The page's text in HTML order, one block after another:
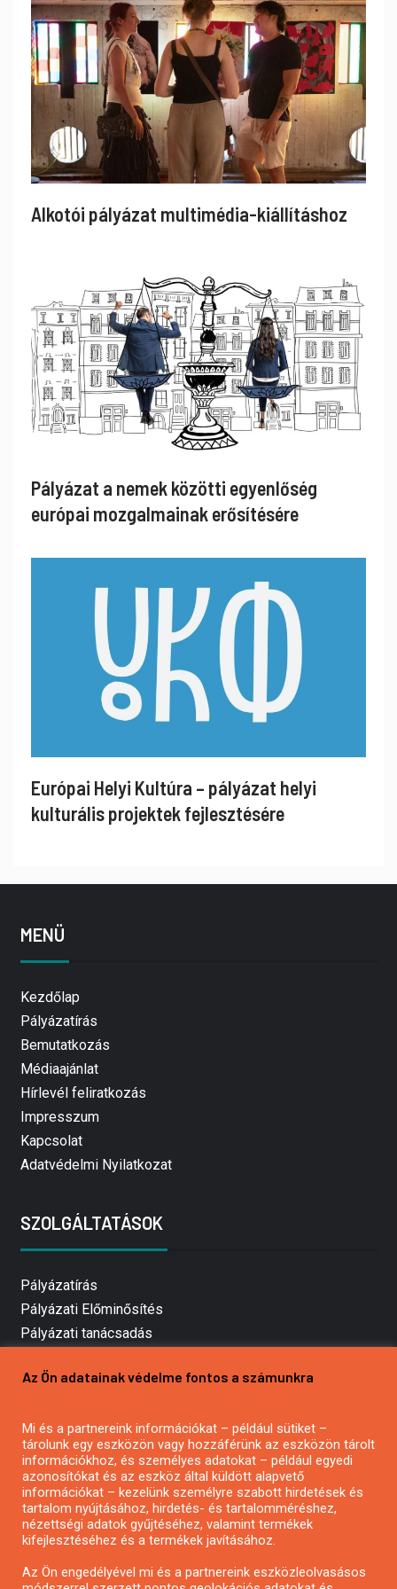
Alkotói pályázat multimédia-kiállításhoz
Pályázat a nemek közötti egyenlőség
európai mozgalmainak erősítésére
Európai Helyi Kultúra – pályázat helyi
kulturális projektek fejlesztésére
MENÜ
Kezdőlap
Pályázatírás
Bemutatkozás
Médiaajánlat
Hírlevél feliratkozás
Impresszum
Kapcsolat
Adatvédelmi Nyilatkozat
SZOLGÁLTATÁSOK
Pályázatírás
Pályázati Előminősítés
Pályázati tanácsadás
Mezőgazdasági pályázatírás
Pályázatírás civil szervezeteknek
Pályázatírás önkormányzatoknak
Pályázatfigyelés
Specifikus pályázatfigyelés vagy hírlevél
Az Ön adatainak védelme fontos a számunkra
Mi és a partnereink információkat – például sütiket –
tárolunk egy eszközön vagy hozzáférünk az eszközön tárolt
információkhoz, és személyes adatokat – például egyedi
azonosítókat és az eszköz által küldött alapvető
információkat – kezelünk személyre szabott hirdetések és
tartalom nyújtásához, hirdetés- és tartalomméréshez,
nézettségi adatok gyűjtéséhez, valamint termékek
kifejlesztéséhez és a termékek javításához.
Az Ön engedélyével mi és a partnereink eszközleolvasásos